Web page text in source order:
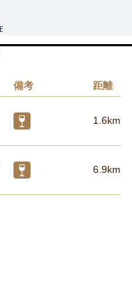
備考 距離
1.6km
6.9km